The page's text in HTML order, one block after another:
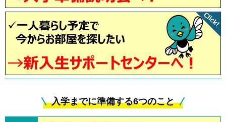
入学までに準備する6つのこと
新入生歓迎企画に参加しよう！
交通アクセス
入学式向けスーツ
後期入試時相談会